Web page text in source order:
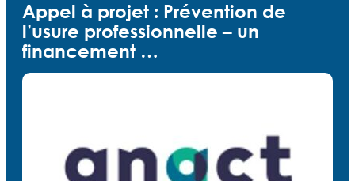
Appel à projet : Prévention de
l’usure professionnelle – un
financement …